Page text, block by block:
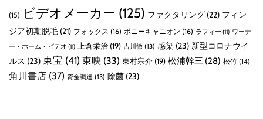
(15) ビデオメーカー (125) ファクタリング (22) フィン
ジア初期脱毛 (21) フォックス (16) ポニーキャニオン (16) ラフィー (11) ワーナ
ー・ホーム・ビデオ (11) 上倉栄治 (19) 吉川徹 (13) 感染 (23) 新型コロナウイ
ルス (23) 東宝 (41) 東映 (33) 東村宗介 (19) 松浦幹三 (28) 松竹 (14)
角川書店 (37) 資金調達 (13) 除菌 (23)